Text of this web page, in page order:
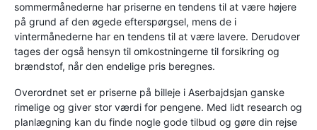
sommermånederne har priserne en tendens til at være højere
på grund af den øgede efterspørgsel, mens de i
vintermånederne har en tendens til at være lavere. Derudover
tages der også hensyn til omkostningerne til forsikring og
brændstof, når den endelige pris beregnes.
Overordnet set er priserne på billeje i Aserbajdsjan ganske
rimelige og giver stor værdi for pengene. Med lidt research og
planlægning kan du finde nogle gode tilbud og gøre din rejse